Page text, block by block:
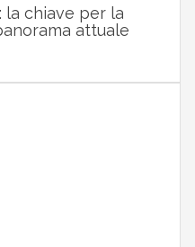
la chiave per la
attuale